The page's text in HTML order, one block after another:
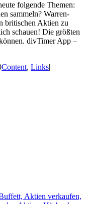
folgende Themen:
sammeln? Warren-
britischen Aktien zu
schauen! Die größten
divTimer App –
Content, Links|
Aktien verkaufen,